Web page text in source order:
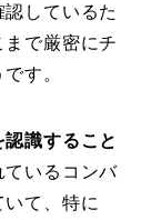
しているた
で厳密にチ
す。
認識すること
ているコンバ
て、特に